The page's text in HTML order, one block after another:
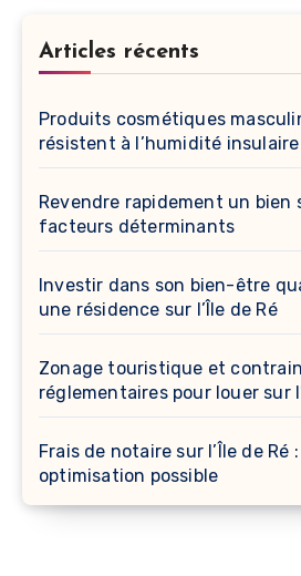
Articles récents
Produits cosmétiques
résistent à l’humidité insulaire
Revendre rapidement un bien
facteurs déterminants
Investir dans son bien-être
une résidence sur l’Île de Ré
Zonage touristique et
réglementaires pour louer sur
Frais de notaire sur l’Île de
optimisation possible